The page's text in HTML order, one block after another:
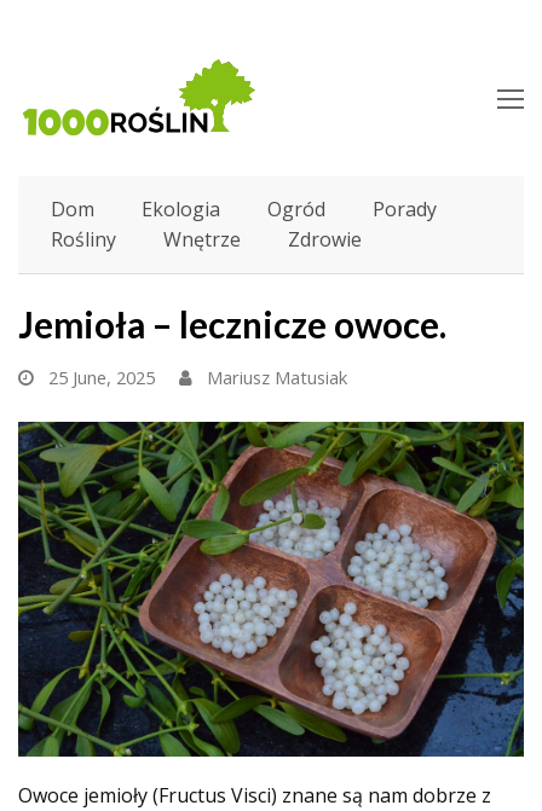
Dom Ekologia Ogród
Porady
Rośliny
Wnętrze Zdrowie
Jemioła – lecznicze owoce.
25 June, 2025 Mariusz Matusiak
Owoce jemioły (Fructus Visci) znane są nam dobrze z